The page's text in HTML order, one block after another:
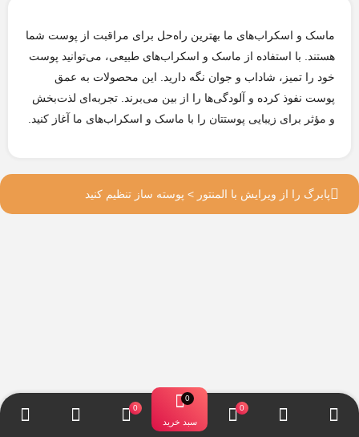
ماسک و اسکراب‌های ما بهترین راه‌حل برای مراقبت از پوست شما
هستند. با استفاده از ماسک و اسکراب‌های طبیعی، می‌توانید پوست
خود را تمیز، شاداب و جوان نگه دارید. این محصولات به عمق
پوست نفوذ کرده و آلودگی‌ها را از بین می‌برند. تجربه‌ای لذت‌بخش
و مؤثر برای زیبایی پوستتان را با ماسک و اسکراب‌های ما آغاز کنید.
پابرگ را از ویرایش با المنتور > پوسته ساز تنظیم کنید
سبد خرید